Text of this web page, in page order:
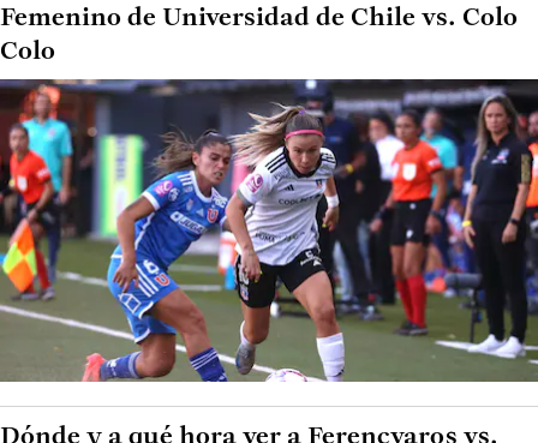
Femenino de Universidad de Chile vs. Colo
Colo
Dónde y a qué hora ver a Ferencvaros vs.